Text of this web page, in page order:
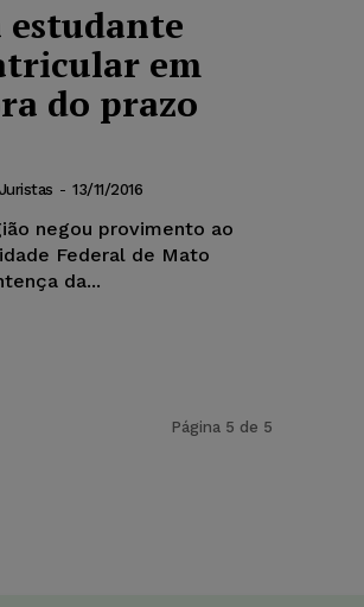
estudante
em
do prazo
Juristas - 13/11/2016
negou provimento ao
Federal de Mato
da...
Página 5 de 5